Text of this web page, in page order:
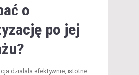
o
po jej
działała efektywnie, istotne